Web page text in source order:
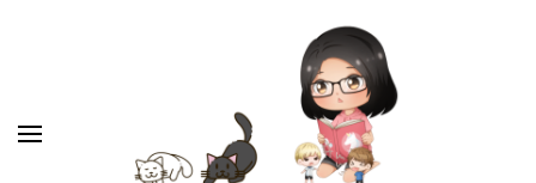
Sur l'étagère, derrière la
sirène en plastique